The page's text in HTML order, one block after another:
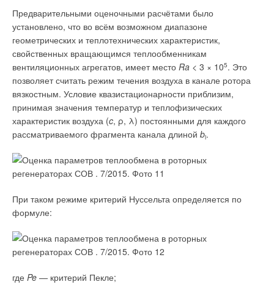
Предварительными оценочными расчётами было
установлено, что во всём возможном диапазоне
геометрических и теплотехнических характеристик,
свойственных вращающимся теплообменникам
вентиляционных агрегатов, имеет место Ra < 3 × 105. Это
позволяет считать режим течения воздуха в канале ротора
вязкостным. Условие квазистационарности приблизим,
принимая значения температур и теплофизических
характеристик воздуха (c, ρ, λ) постоянными для каждого
рассматриваемого фрагмента канала длиной bi.
При таком режиме критерий Нуссельта определяется по
формуле:
где Pe — критерий Пекле;
3из3 пользователей считают этот комментарий полезным
Вячеслав
А есть такие?))) с качественным современным оборудованием и
грамотными специалистами:)
И по поводу ассоциации.
В этой организации уже есть своя лаборатория? Или пока в планах?
Комментарий полезен?
ДА
2из3пользователей считают этот комментарий полезным
Караджи Вячеслав
Извините, фотографии не вкладываются, только текст.
Смотрите последнее фото и третье с конца.